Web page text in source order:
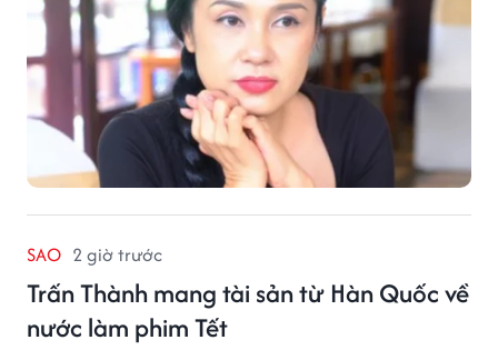
SAO 2 giờ trước
Trấn Thành mang tài sản từ Hàn Quốc về
nước làm phim Tết